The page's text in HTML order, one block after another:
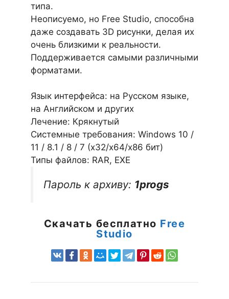
типа.
Неописуемо, но Free Studio, способна
даже создавать 3D рисунки, делая их
очень близкими к реальности.
Поддерживается самыми различными
форматами.
Язык интерфейса: на Русском языке,
на Английском и других
Лечение: Крякнутый
Системные требования: Windows 10 /
11 / 8.1 / 8 / 7 (х32/x64/x86 бит)
Типы файлов: RAR, EXE
Пароль к архиву: 1progs
Скачать бесплатно Free
Studio